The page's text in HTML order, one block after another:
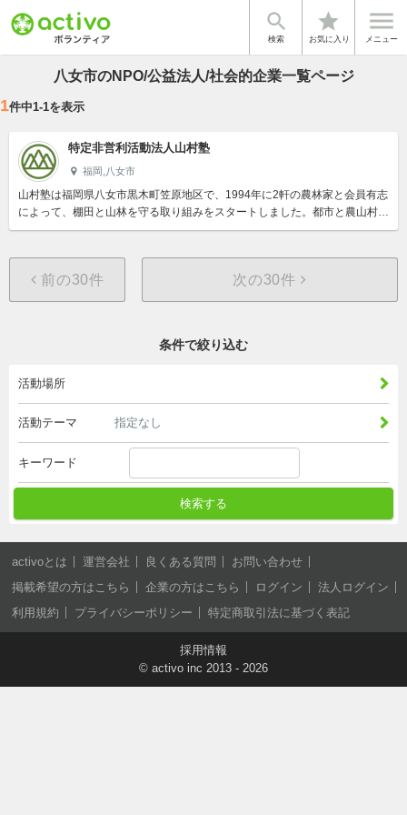

検索
star
お気に入り

メニュー
八女市のNPO/公益法人/社会的企業一覧ページ
1件中1-1を表示
特定非営利活動法人山村塾
福岡,八女市
山村塾は福岡県八女市黒木町笠原地区で、1994年に2軒の農林家と会員有志
によって、棚田と山林を守る取り組みをスタートしました。都市と農山村の
住民が一緒になり、環境にやさしい米づくりや、豊かな生態系の森...
前の30件 次の30件
条件で絞り込む
活動場所
活動テーマ 指定なし
キーワード
検索する
activoとは 運営会社 良くある質問
お問い合わせ
掲載希望の方はこちら
企業の方はこちら ログイン
法人ログイン
利用規約
プライバシーポリシー 特定商取引法に基づく表記
採用情報
© activo inc 2013 - 2026